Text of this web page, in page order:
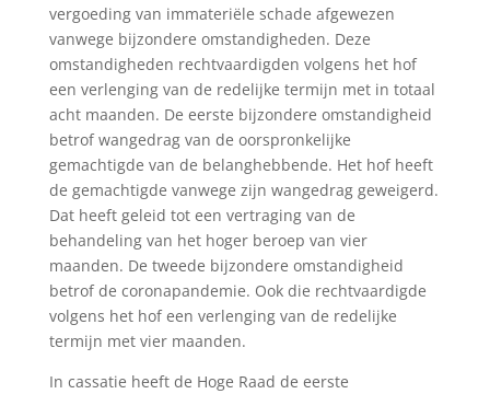
vergoeding van immateriële schade afgewezen
vanwege bijzondere omstandigheden. Deze
omstandigheden rechtvaardigden volgens het hof
een verlenging van de redelijke termijn met in totaal
acht maanden. De eerste bijzondere omstandigheid
betrof wangedrag van de oorspronkelijke
gemachtigde van de belanghebbende. Het hof heeft
de gemachtigde vanwege zijn wangedrag geweigerd.
Dat heeft geleid tot een vertraging van de
behandeling van het hoger beroep van vier
maanden. De tweede bijzondere omstandigheid
betrof de coronapandemie. Ook die rechtvaardigde
volgens het hof een verlenging van de redelijke
termijn met vier maanden.
In cassatie heeft de Hoge Raad de eerste